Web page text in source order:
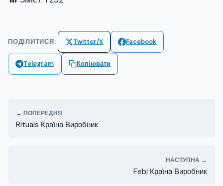
ПОДІЛИТИСЯ: Twitter/X Facebook
Telegram Копіювати
← ПОПЕРЕДНЯ
Rituals Країна Виробник
НАСТУПНА →
Febi Країна Виробник